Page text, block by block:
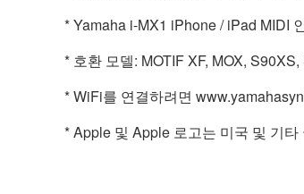
* Yamaha i-MX1 iPhone / iPad MIDI
* 호환 모델: MOTIF XF, MOX,
* WiFi를 연결하려면
* Apple 및 Apple 로고는 미국 및 기